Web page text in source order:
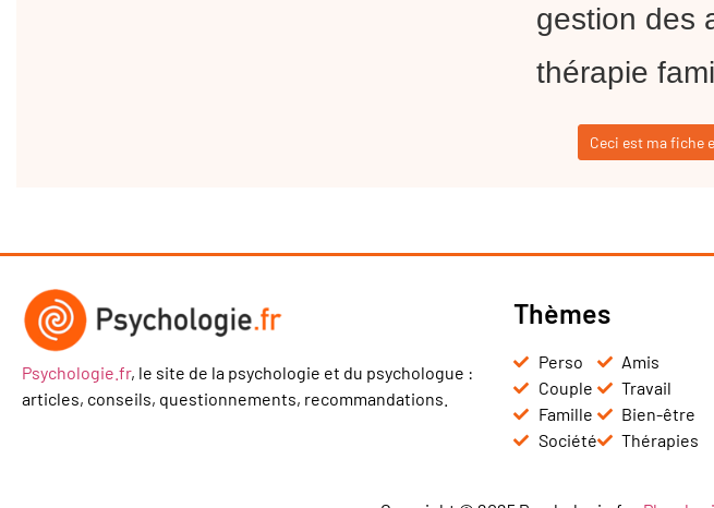
gestion des
thérapie
Ceci est ma fiche
Psychologie.fr, le site de la psychologie et du psychologue :
articles, conseils, questionnements, recommandations.
Thèmes
Perso
Couple
Famille
Société
Amis
Travail
Bien-être
Thérapies